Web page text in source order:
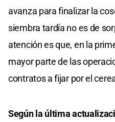
avanza para finalizar la
siembra tardía no es de
atención es que, en la
mayor parte de las
contratos a fijar por el
Según la última